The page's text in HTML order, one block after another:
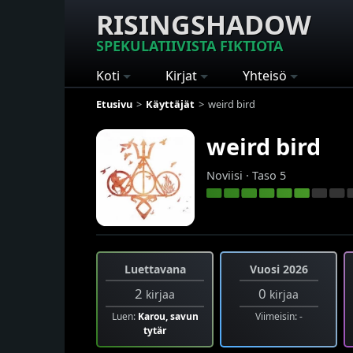
RISINGSHADOW
SPEKULATIIVISTA FIKTIOTA
Koti Kirjat Yhteisö
Etusivu Käyttäjät weird bird
weird bird
Noviisi · Taso 5
Luettavana
2 kirjaa
Luen: Karou, savun
tytär
Vuosi 2026
0 kirjaa
Viimeisin: -